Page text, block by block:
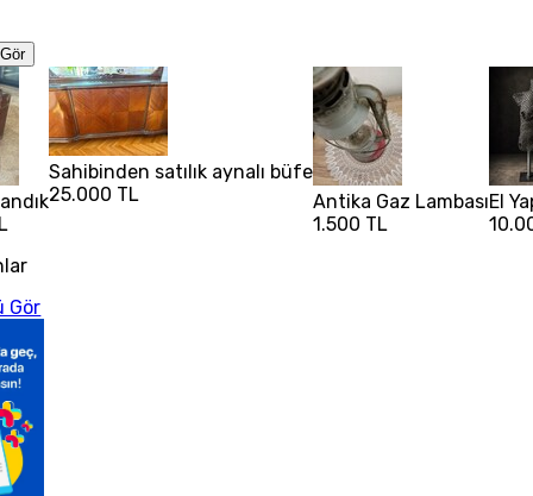
Sahibinden satılık aynalı büfe
25.000 TL
Antika Gaz Lambası
1.500 TL
El
Gör